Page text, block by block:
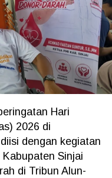
Hari
2026 di
dengan kegiatan
Sinjai
di Tribun Alun-